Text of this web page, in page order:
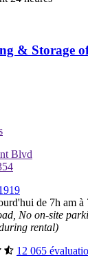
& Storage
Blvd
de 7h am à
No on-site
rental)
12 065